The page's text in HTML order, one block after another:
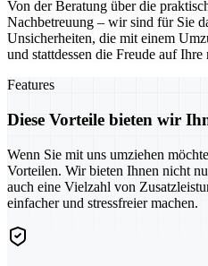
Von der Beratung über die
Nachbetreuung – wir sind für Sie
Unsicherheiten, die mit einem
und stattdessen die Freude auf
Features
Diese Vorteile bieten wir
Wenn Sie mit uns umziehen
Vorteilen. Wir bieten Ihnen nicht
auch eine Vielzahl von
einfacher und stressfreier machen.